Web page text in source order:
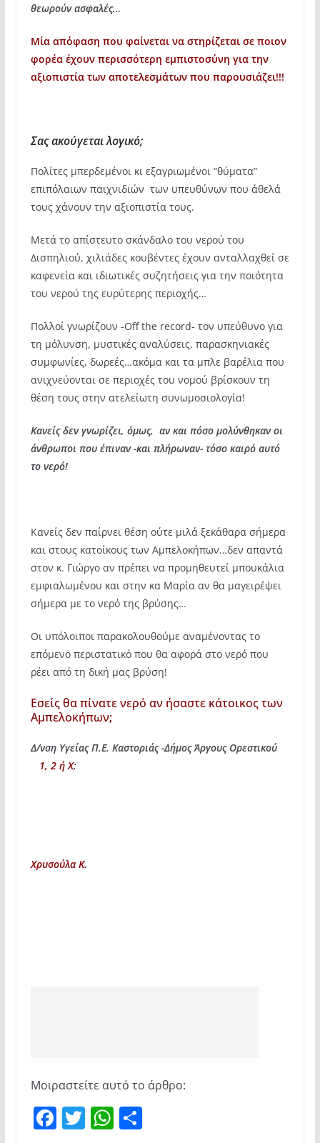
θεωρούν ασφαλές…
Μία απόφαση που φαίνεται να στηρίζεται σε ποιον
φορέα έχουν περισσότερη εμπιστοσύνη για την
αξιοπιστία των αποτελεσμάτων που παρουσιάζει!!!
Σας ακούγεται λογικό;
Πολίτες μπερδεμένοι κι εξαγριωμένοι “θύματα”
επιπόλαιων παιχνιδιών των υπευθύνων που άθελά
τους χάνουν την αξιοπιστία τους.
Μετά το απίστευτο σκάνδαλο του νερού του
Δισπηλιού, χιλιάδες κουβέντες έχουν ανταλλαχθεί σε
καφενεία και ιδιωτικές συζητήσεις για την ποιότητα
του νερού της ευρύτερης περιοχής…
Πολλοί γνωρίζουν -Off the record- τον υπεύθυνο για
τη μόλυνση, μυστικές αναλύσεις, παρασκηνιακές
συμφωνίες, δωρεές…ακόμα και τα μπλε βαρέλια που
ανιχνεύονται σε περιοχές του νομού βρίσκουν τη
θέση τους στην ατελείωτη συνωμοσιολογία!
Κανείς δεν γνωρίζει, όμως, αν και πόσο μολύνθηκαν οι
άνθρωποι που έπιναν -και πλήρωναν- τόσο καιρό αυτό
το νερό!
Κανείς δεν παίρνει θέση ούτε μιλά ξεκάθαρα σήμερα
και στους κατοίκους των Αμπελοκήπων…δεν απαντά
στον κ. Γιώργο αν πρέπει να προμηθευτεί μπουκάλια
εμφιαλωμένου και στην κα Μαρία αν θα μαγειρέψει
σήμερα με το νερό της βρύσης…
Οι υπόλοιποι παρακολουθούμε αναμένοντας το
επόμενο περιστατικό που θα αφορά στο νερό που
ρέει από τη δική μας βρύση!
Εσείς θα πίνατε νερό αν ήσαστε κάτοικος των
Αμπελοκήπων;
Δ/νση Υγείας Π.Ε. Καστοριάς -Δήμος Άργους Ορεστικού
1, 2 ή Χ;
Χρυσούλα Κ.
Μοιραστείτε αυτό το άρθρο:
F T W Μ